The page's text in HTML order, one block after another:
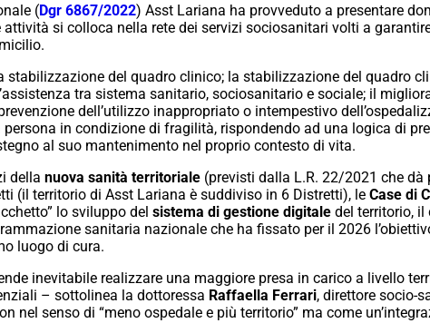
(Dgr 6867/2022) Asst Lariana ha provveduto a presentare
attività si colloca nella rete dei servizi sociosanitari volti a
stabilizzazione del quadro clinico; la stabilizzazione del quadro
tra sistema sanitario, sociosanitario e sociale; il
dell’utilizzo inappropriato o intempestivo
in condizione di fragilità, rispondendo ad una logica di
al suo mantenimento nel proprio contesto di vita.
della nuova sanità territoriale (previsti dalla L.R. 22/2021 che
(il territorio di Asst Lariana è suddiviso in 6 Distretti), le Case di
lo sviluppo del sistema di gestione digitale del territorio, il
sanitaria nazionale che ha fissato per il 2026
luogo di cura.
inevitabile realizzare una maggiore presa in carico a livello
– sottolinea la dottoressa Raffaella Ferrari, direttore socio-
nel senso di “meno ospedale e più territorio” ma come